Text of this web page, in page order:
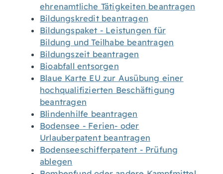
ehrenamtliche Tätigkeiten beantragen
Bildungskredit beantragen
Bildungspaket - Leistungen für
Bildung und Teilhabe beantragen
Bildungszeit beantragen
Bioabfall entsorgen
Blaue Karte EU zur Ausübung einer
hochqualifizierten Beschäftigung
beantragen
Blindenhilfe beantragen
Bodensee - Ferien- oder
Urlauberpatent beantragen
Bodenseeschifferpatent - Prüfung
ablegen